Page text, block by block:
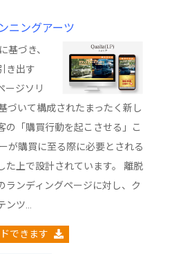
ニングアーツ
基づき、
き出す
ージソリ
づいて構成されたまったく新し
の「購買行動を起こさせる」こ
が購買に至る際に必要とされる
た上で設計されています。 離脱
ランディングページに対し、ク
ンツ…
できます